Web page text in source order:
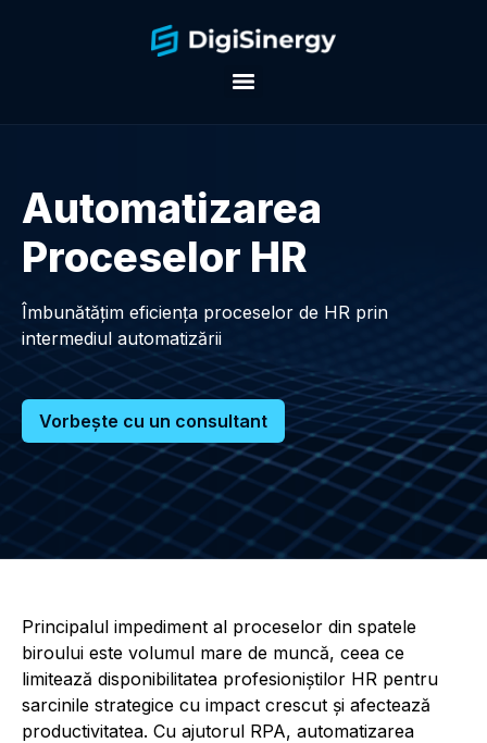
Automatizarea
Proceselor HR
Îmbunătățim eficiența proceselor de HR prin
intermediul automatizării
Vorbește cu un consultant
Principalul impediment al proceselor din spatele
biroului este volumul mare de muncă, ceea ce
limitează disponibilitatea profesioniștilor HR pentru
sarcinile strategice cu impact crescut și afectează
productivitatea. Cu ajutorul RPA, automatizarea